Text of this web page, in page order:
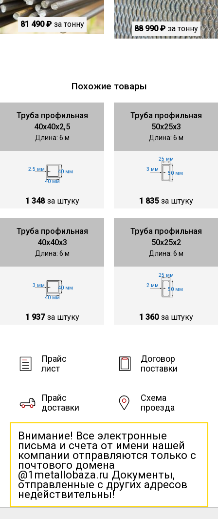
81 490 ₽ за тонну 88 990 ₽ за тонну
Похожие товары
Труба профильная
40х40х2,5
Длина: 6 м
2.5 мм
40 мм
40 мм
1 348 за штуку
Труба профильная
50х25х3
Длина: 6 м
3 мм
50 мм
25 мм
1 835 за штуку
Труба профильная
40х40х3
Длина: 6 м
3 мм
40 мм
40 мм
1 937 за штуку
Труба профильная
50х25х2
Длина: 6 м
2 мм
50 мм
25 мм
1 360 за штуку
Прайс
лист
Договор
поставки
Прайс
доставки
Схема
проезда
Внимание! Все электронные
письма и счета от имени нашей
компании отправляются только с
почтового домена
@1metallobaza.ru Документы,
отправленные с других адресов
недействительны!